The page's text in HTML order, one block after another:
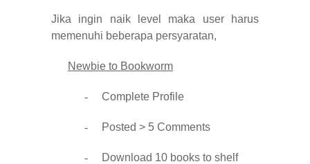
Jika ingin naik level maka user harus
memenuhi beberapa persyaratan,
Newbie to Bookworm
- Complete Profile
- Posted > 5 Comments
- Download 10 books to shelf